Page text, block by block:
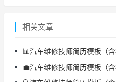
相关文章
📊汽车维修技师简历模板（含极简免费模板
💼汽车维修技师简历模板（含极简免费模板